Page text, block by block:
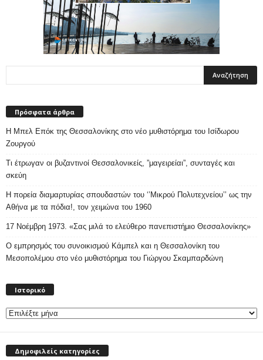
Πρόσφατα άρθρα
Η Μπελ Επόκ της Θεσσαλονίκης στο νέο μυθιστόρημα του Ισίδωρου
Ζουργού
Τι έτρωγαν οι βυζαντινοί Θεσσαλονικείς, ”μαγειρείαι”, συνταγές και
σκεύη
Η πορεία διαμαρτυρίας σπουδαστών του ‘’Μικρού Πολυτεχνείου’’ ως την
Αθήνα με τα πόδια!, τον χειμώνα του 1960
17 Νοέμβρη 1973. «Σας μιλά το ελεύθερο πανεπιστήμιο Θεσσαλονίκης»
Ο εμπρησμός του συνοικισμού Κάμπελ και η Θεσσαλονίκη του
Μεσοπολέμου στο νέο μυθιστόρημα του Γιώργου Σκαμπαρδώνη
Ιστορικό
Δημοφιλείς κατηγορίες